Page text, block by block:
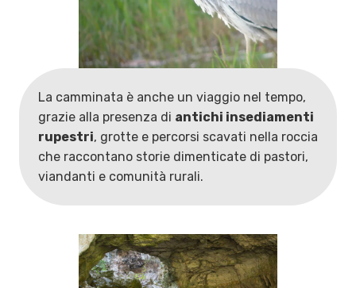
La camminata è anche un viaggio nel tempo,
grazie alla presenza di antichi insediamenti
rupestri, grotte e percorsi scavati nella roccia
che raccontano storie dimenticate di pastori,
viandanti e comunità rurali.